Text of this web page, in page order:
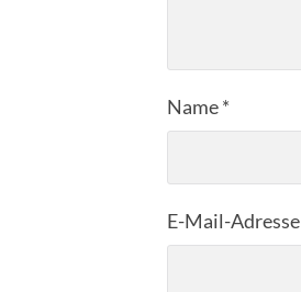
Name*
E-Mail-Adresse